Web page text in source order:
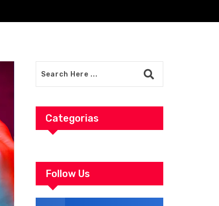
Categorias
Follow Us